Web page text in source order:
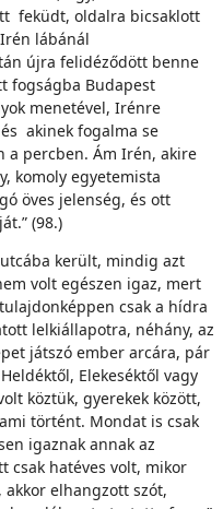
feküdt, oldalra bicsaklott
lábánál
újra felidéződött benne
fogságba Budapest
menetével, Irénre
akinek fogalma se
a percben. Ám Irén, akire
komoly egyetemista
öves jelenség, és ott
(98.)
került, mindig azt
volt egészen igaz, mert
csak a hídra
lelkiállapotra, néhány, az
játszó ember arcára, pár
Elekeséktől vagy
köztük, gyerekek között,
történt. Mondat is csak
igaznak annak az
csak hatéves volt, mikor
elhangzott szót,